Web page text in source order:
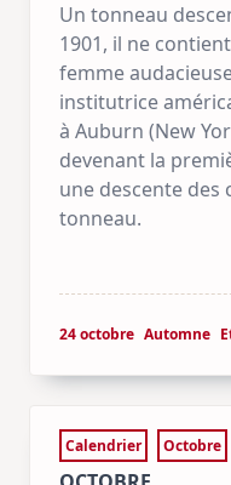
Un tonneau
1901, il ne
femme
institutrice
à Auburn (New
devenant la
une descente des
tonneau.
24 octobre Automne
Calendrier Octobre